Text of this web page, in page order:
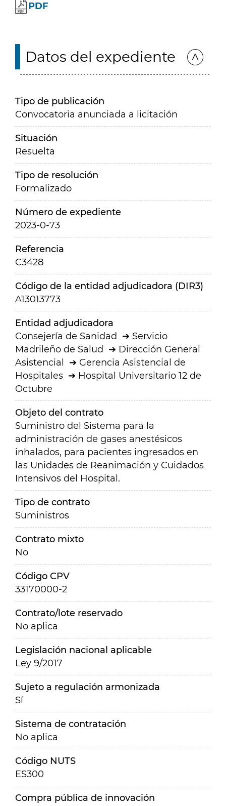
PDF
Datos del expediente
Tipo de publicación
Convocatoria anunciada a licitación
Situación
Resuelta
Tipo de resolución
Formalizado
Número de expediente
2023-0-73
Referencia
C3428
Código de la entidad adjudicadora (DIR3)
A13013773
Entidad adjudicadora
Consejería de Sanidad
Servicio
Madrileño de Salud
Dirección General
Asistencial
Gerencia Asistencial de
Hospitales
Hospital Universitario 12 de
Octubre
Objeto del contrato
Suministro del Sistema para la
administración de gases anestésicos
inhalados, para pacientes ingresados en
las Unidades de Reanimación y Cuidados
Intensivos del Hospital.
Tipo de contrato
Suministros
Contrato mixto
No
Código CPV
33170000-2
Contrato/lote reservado
No aplica
Legislación nacional aplicable
Ley 9/2017
Sujeto a regulación armonizada
Sí
Sistema de contratación
No aplica
Código NUTS
ES300
Compra pública de innovación